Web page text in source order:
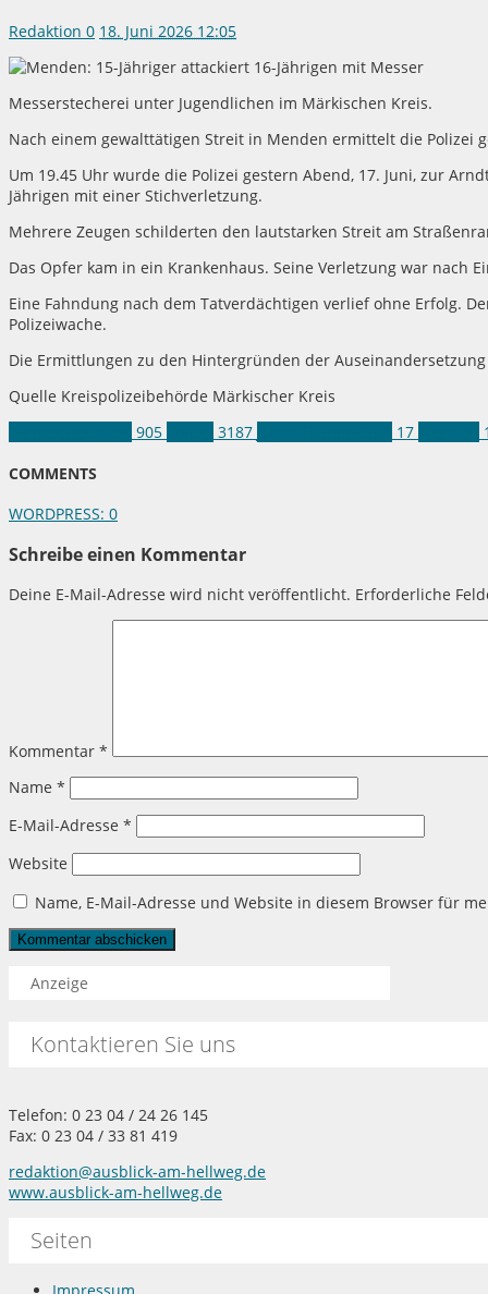
Redaktion 0 18. Juni 2026 12:05
Messerstecherei unter Jugendlichen im Märkischen Kreis.
Nach einem gewalttätigen Streit in Menden ermittelt die Polizei
Um 19.45 Uhr wurde die Polizei gestern Abend, 17. Juni, zur
Jährigen mit einer Stichverletzung.
Mehrere Zeugen schilderten den lautstarken Streit am
Das Opfer kam in ein Krankenhaus. Seine Verletzung war nach
Eine Fahndung nach dem Tatverdächtigen verlief ohne Erfolg.
Polizeiwache.
Die Ermittlungen zu den Hintergründen der
Quelle Kreispolizeibehörde Märkischer Kreis
905 3187 17
COMMENTS
WORDPRESS: 0
Schreibe einen Kommentar
Deine E-Mail-Adresse wird nicht veröffentlicht. Erforderliche
Kommentar *
Name *
E-Mail-Adresse *
Website
Name, E-Mail-Adresse und Website in diesem Browser für
Anzeige
Kontaktieren Sie uns
Telefon: 0 23 04 / 24 26 145
Fax: 0 23 04 / 33 81 419
redaktion@ausblick-am-hellweg.de
www.ausblick-am-hellweg.de
Seiten